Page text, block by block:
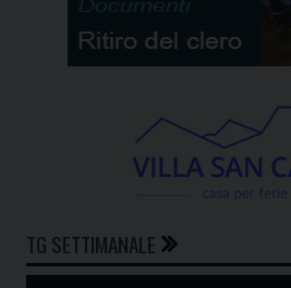
TG SETTIMANALE